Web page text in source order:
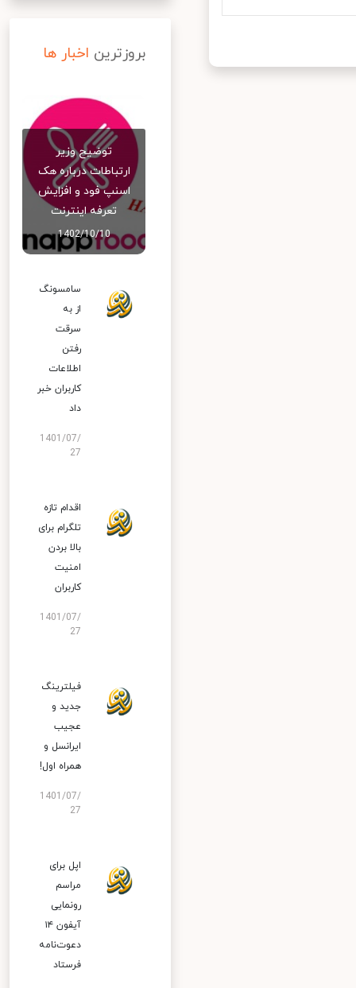
بروزترین اخبار ها
توضیح وزیر
ارتباطات درباره هک
اسنپ‌ فود و افزایش
تعرفه اینترنت
1402/10/10
سامسونگ
از به
سرقت
رفتن
اطلاعات
کاربران خبر
داد
1401/07/
27
اقدام تازه
تلگرام برای
بالا بردن
امنیت
کاربران
1401/07/
27
فیلترینگ
جدید و
عجیب
ایرانسل و
همراه اول!
1401/07/
27
اپل برای
مراسم
رونمایی
آیفون ۱۴
دعوت‌نامه
فرستاد